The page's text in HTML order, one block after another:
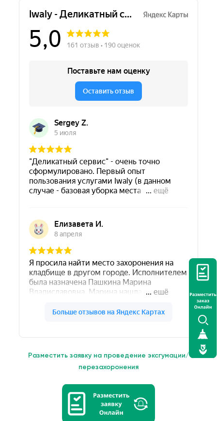
Разместить заявку на проведение эксгумации/
перезахоронения